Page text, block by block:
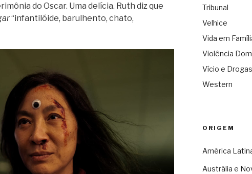
do Oscar. Uma delícia. Ruth diz que
“infantilóide, barulhento, chato,
Tribunal
Velhice
Vida em
Violência
Vício e Drogas
Western
ORIGEM
América
Austrália e